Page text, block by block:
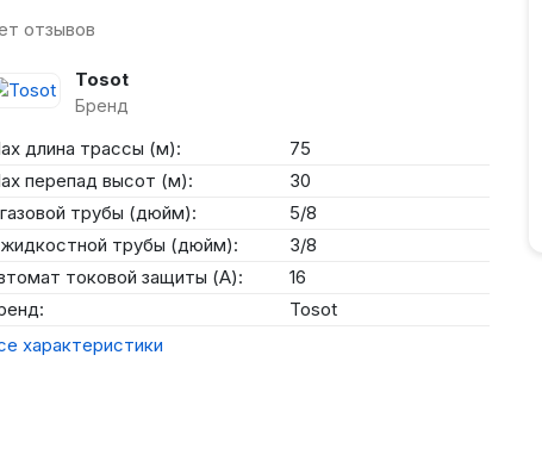
отзывов
Tosot
Бренд
длина трассы (м):
75
перепад высот (м):
30
трубы (дюйм):
5/8
трубы (дюйм):
3/8
токовой защиты (А):
16
Tosot
характеристики